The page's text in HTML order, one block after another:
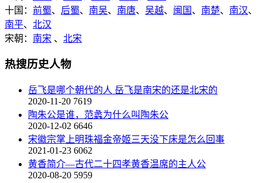
十国： 前蜀、 后蜀、 南吴、 南唐、 吴越、 闽国 、 南楚、 南汉、
南平、 北汉
宋朝： 南宋 、 北宋
热搜历史人物
岳飞是哪个朝代的人 岳飞是南宋的还是北宋的
2020-11-20 7619
陶朱公是谁，范蠡为什么叫陶朱公
2020-12-02 6646
宋徽宗掌上明珠福金帝姬三天没下床是怎么回事
2021-01-23 6062
黄香简介—古代二十四孝黄香温席的主人公
2020-08-20 5959